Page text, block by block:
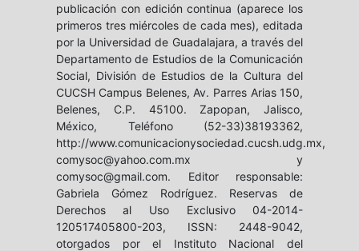
publicación con edición continua (aparece los
primeros tres miércoles de cada mes), editada
por la Universidad de Guadalajara, a través del
Departamento de Estudios de la Comunicación
Social, División de Estudios de la Cultura del
CUCSH Campus Belenes, Av. Parres Arias 150,
Belenes, C.P. 45100. Zapopan, Jalisco,
México, Teléfono (52-33)38193362,
http://www.comunicacionysociedad.cucsh.udg.mx,
comysoc@yahoo.com.mx y
comysoc@gmail.com. Editor responsable:
Gabriela Gómez Rodríguez. Reservas de
Derechos al Uso Exclusivo 04-2014-
120517405800-203, ISSN: 2448-9042,
otorgados por el Instituto Nacional del